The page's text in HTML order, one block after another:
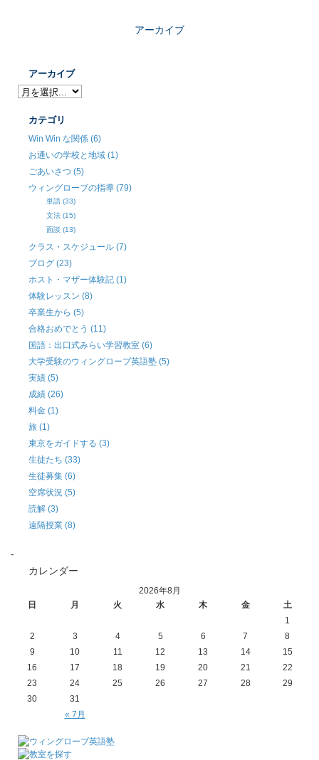
アーカイブ
アーカイブ
カテゴリ
Win Win な関係 (6)
お通いの学校と地域 (1)
ごあいさつ (5)
ウィングローブの指導 (79)
単語 (33)
文法 (15)
面談 (13)
クラス・スケジュール (7)
ブログ (23)
ホスト・マザー体験記 (1)
体験レッスン (8)
卒業生から (5)
合格おめでとう (11)
国語：出口式みらい学習教室 (6)
大学受験のウィングローブ英語塾 (5)
実績 (5)
成績 (26)
料金 (1)
旅 (1)
東京をガイドする (3)
生徒たち (33)
生徒募集 (6)
空席状況 (5)
読解 (3)
遠隔授業 (8)
-
カレンダー
2026年8月
日
月 火 水 木 金 土
« 7月
1
2
3 4 5 6 7
8
9
10 11 12 13 14
15
16
17 18 19 20 21
22
23
24 25 26 27 28
29
30
31